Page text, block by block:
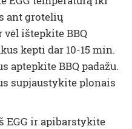
ant grotelių
ištepkite BBQ
kepti dar 10-15 min.
aptepkite BBQ padažu.
supjaustykite plonais
EGG ir apibarstykite